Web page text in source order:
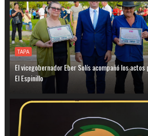
TAPA
El vicegobernador Eber Solís acompañó los
El Espinillo